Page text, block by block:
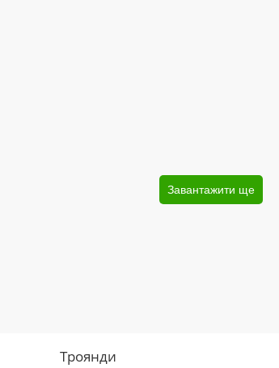
Завантажити ще
Троянди